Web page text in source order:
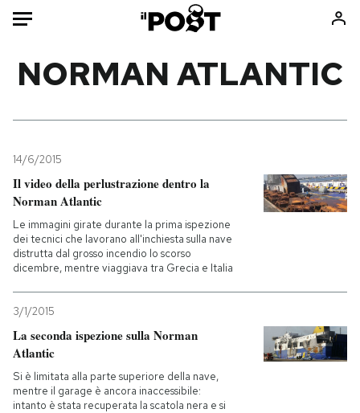
Mondo
Politica
Tecnologia
Internet
Scienza
Cultura
Economia
Consumismi
Ok Boomer!
Europa
Altrecose
PODCAST
NORMAN ATLANTIC
14/6/2015
Il video della perlustrazione dentro la
Norman Atlantic
Le immagini girate durante la prima ispezione
dei tecnici che lavorano all'inchiesta sulla nave
distrutta dal grosso incendio lo scorso
dicembre, mentre viaggiava tra Grecia e Italia
3/1/2015
La seconda ispezione sulla Norman
Atlantic
Si è limitata alla parte superiore della nave,
mentre il garage è ancora inaccessibile:
intanto è stata recuperata la scatola nera e si